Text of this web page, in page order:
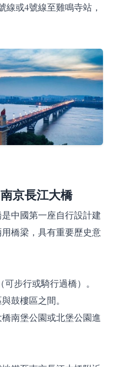
線或4號線至雞鳴寺站，
京長江大橋
是中國第一座自行設計建
橋梁，具有重要歷史意
可步行或騎行過橋）。
鼓樓區之間。
橋南堡公園或北堡公園進